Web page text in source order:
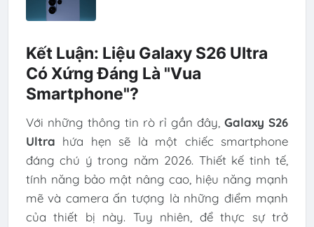
Kết Luận: Liệu Galaxy S26 Ultra
Có Xứng Đáng Là "Vua
Smartphone"?
Với những thông tin rò rỉ gần đây,Galaxy S26
Ultra hứa hẹn sẽ là một chiếc smartphone
đáng chú ý trong năm 2026. Thiết kế tinh tế,
tính năng bảo mật nâng cao, hiệu năng mạnh
mẽ và camera ấn tượng là những điểm mạnh
của thiết bị này. Tuy nhiên, để thực sự trở